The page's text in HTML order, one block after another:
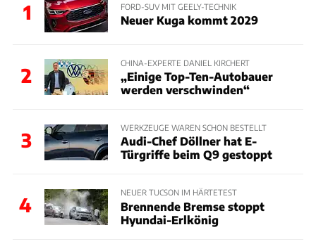
1 FORD-SUV MIT GEELY-TECHNIK
Neuer Kuga kommt 2029
2
CHINA-EXPERTE DANIEL KIRCHERT
„Einige Top-Ten-Autobauer
werden verschwinden“
3
WERKZEUGE WAREN SCHON BESTELLT
Audi-Chef Döllner hat E-
Türgriffe beim Q9 gestoppt
4
NEUER TUCSON IM HÄRTETEST
Brennende Bremse stoppt
Hyundai-Erlkönig